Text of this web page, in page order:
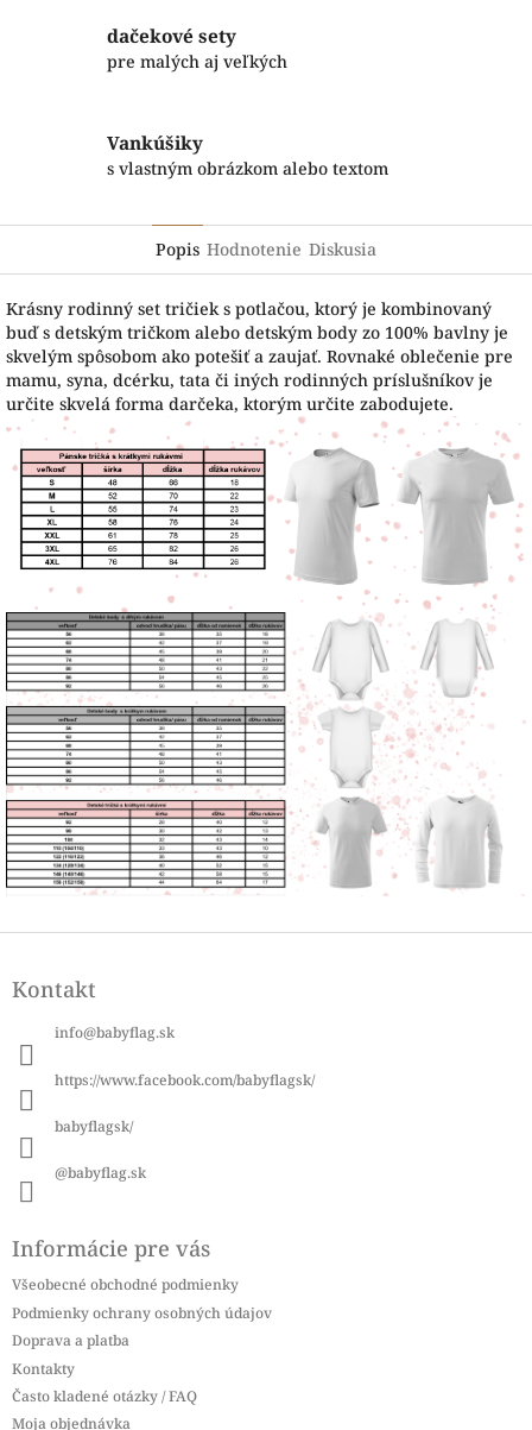
dačekové sety
pre malých aj veľkých
Vankúšiky
s vlastným obrázkom alebo textom
Popis Hodnotenie Diskusia
Krásny rodinný set tričiek s potlačou, ktorý je kombinovaný
buď s detským tričkom alebo detským body zo 100% bavlny je
skvelým spôsobom ako potešiť a zaujať. Rovnaké oblečenie pre
mamu, syna, dcérku, tata či iných rodinných príslušníkov je
určite skvelá forma darčeka, ktorým určite zabodujete.
pKontakt
info@babyflag.sk
https://www.facebook.com/babyflagsk/
babyflagsk/
@babyflag.sk
Informácie pre vás
Všeobecné obchodné podmienky
Podmienky ochrany osobných údajov
Doprava a platba
Kontakty
Často kladené otázky / FAQ
Moja objednávka